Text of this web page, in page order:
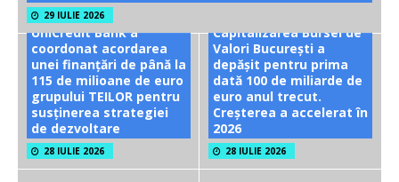
29 IULIE 2026
UniCredit Bank a
coordonat acordarea
unei finanțări de până la
115 de milioane de euro
grupului TEILOR pentru
susținerea strategiei
de dezvoltare
28 IULIE 2026
Capitalizarea Bursei de
Valori București a
depășit pentru prima
dată 100 de miliarde de
euro anul trecut.
Creșterea a accelerat în
2026
28 IULIE 2026